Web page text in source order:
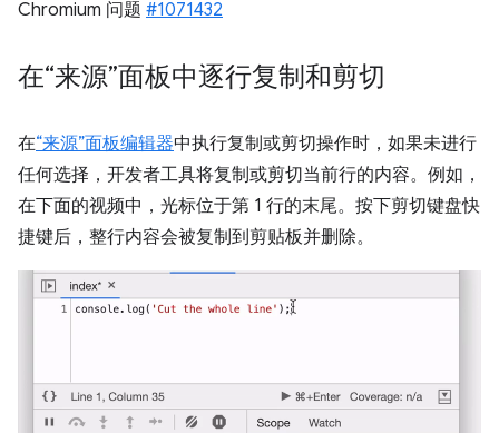
Chromium 问题 #1071432
在“来源”面板中逐行复制和剪切
在“来源”面板编辑器中执行复制或剪切操作时，如果未进行
任何选择，开发者工具将复制或剪切当前行的内容。例如，
在下面的视频中，光标位于第 1 行的末尾。按下剪切键盘快
捷键后，整行内容会被复制到剪贴板并删除。